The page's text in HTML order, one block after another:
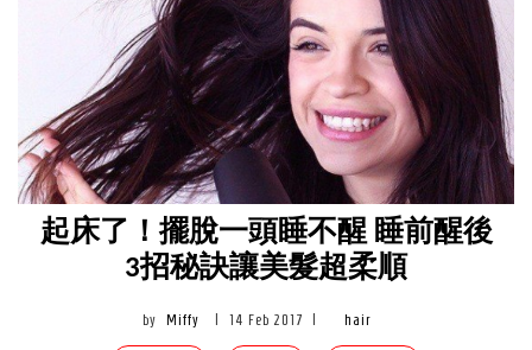
起床了！擺脫一頭睡不醒 睡前醒後
3招秘訣讓美髮超柔順
by Miffy 14 Feb 2017 hair